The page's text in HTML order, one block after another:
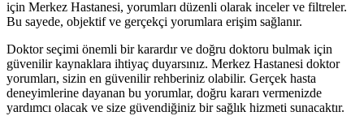
için Merkez Hastanesi, yorumları düzenli olarak inceler ve filtreler.
Bu sayede, objektif ve gerçekçi yorumlara erişim sağlanır.
Doktor seçimi önemli bir karardır ve doğru doktoru bulmak için
güvenilir kaynaklara ihtiyaç duyarsınız. Merkez Hastanesi doktor
yorumları, sizin en güvenilir rehberiniz olabilir. Gerçek hasta
deneyimlerine dayanan bu yorumlar, doğru kararı vermenizde
yardımcı olacak ve size güvendiğiniz bir sağlık hizmeti sunacaktır.